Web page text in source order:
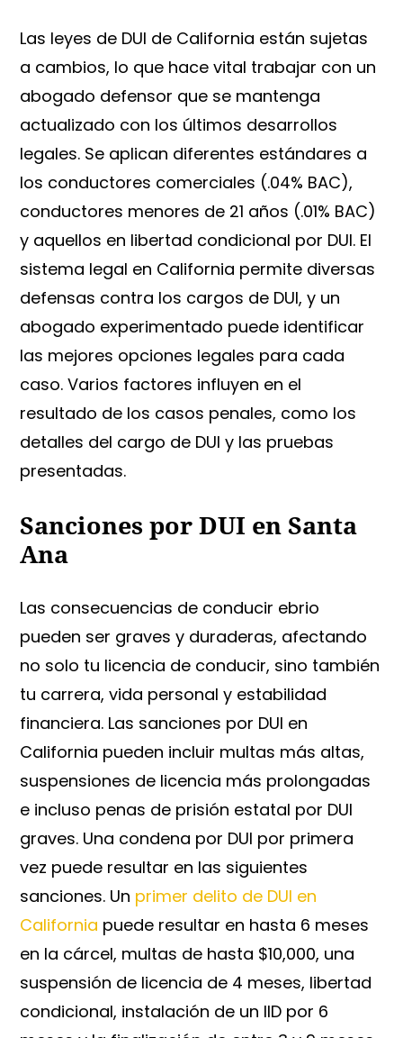
Las leyes de DUI de California están sujetas
a cambios, lo que hace vital trabajar con un
abogado defensor que se mantenga
actualizado con los últimos desarrollos
legales. Se aplican diferentes estándares a
los conductores comerciales (.04% BAC),
conductores menores de 21 años (.01% BAC)
y aquellos en libertad condicional por DUI. El
sistema legal en California permite diversas
defensas contra los cargos de DUI, y un
abogado experimentado puede identificar
las mejores opciones legales para cada
caso. Varios factores influyen en el
resultado de los casos penales, como los
detalles del cargo de DUI y las pruebas
presentadas.
Sanciones por DUI en Santa
Ana
Las consecuencias de conducir ebrio
pueden ser graves y duraderas, afectando
no solo tu licencia de conducir, sino también
tu carrera, vida personal y estabilidad
financiera. Las sanciones por DUI en
California pueden incluir multas más altas,
suspensiones de licencia más prolongadas
e incluso penas de prisión estatal por DUI
graves. Una condena por DUI por primera
vez puede resultar en las siguientes
sanciones. Un primer delito de DUI en
California puede resultar en hasta 6 meses
en la cárcel, multas de hasta $10,000, una
suspensión de licencia de 4 meses, libertad
condicional, instalación de un IID por 6